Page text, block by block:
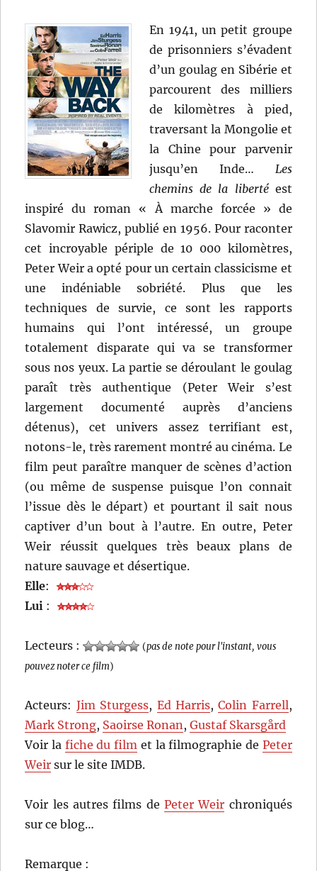
En 1941, un petit groupe
de prisonniers s’évadent
d’un goulag en Sibérie et
parcourent des milliers
de kilomètres à pied,
traversant la Mongolie et
la Chine pour parvenir
jusqu’en Inde… Les
chemins de la libertéest
inspiré du roman « À marche forcée » de
Slavomir Rawicz, publié en 1956. Pour raconter
cet incroyable périple de 10 000 kilomètres,
Peter Weir a opté pour un certain classicisme et
une indéniable sobriété. Plus que les
techniques de survie, ce sont les rapports
humains qui l’ont intéressé, un groupe
totalement disparate qui va se transformer
sous nos yeux. La partie se déroulant le goulag
paraît très authentique (Peter Weir s’est
largement documenté auprès d’anciens
détenus), cet univers assez terrifiant est,
notons-le, très rarement montré au cinéma. Le
film peut paraître manquer de scènes d’action
(ou même de suspense puisque l’on connait
l’issue dès le départ) et pourtant il sait nous
captiver d’un bout à l’autre. En outre, Peter
Weir réussit quelques très beaux plans de
nature sauvage et désertique.
Elle:
Lui :
Lecteurs : (pas de note pour l'instant, vous
pouvez noter ce film)
Acteurs: Jim Sturgess, Ed Harris,Colin Farrell,
Mark Strong, Saoirse Ronan ,Gustaf Skarsgård
Voir la fiche du film et la filmographie de Peter
Weir sur le site IMDB.
Voir les autres films dePeter Weir chroniqués
sur ce blog…
Remarque :